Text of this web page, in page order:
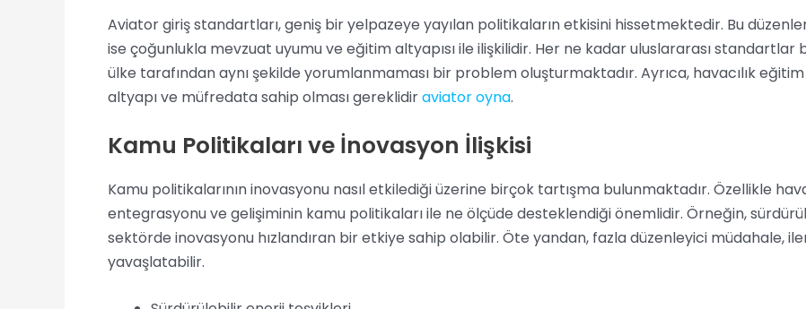
Aviator giriş standartları, geniş bir yelpazeye yayılan politikaların etkisini hissetmektedir. Bu
ise çoğunlukla mevzuat uyumu ve eğitim altyapısı ile ilişkilidir. Her ne kadar uluslararası
ülke tarafından aynı şekilde yorumlanmaması bir problem oluşturmaktadır. Ayrıca, havacılık
altyapı ve müfredata sahip olması gereklidiraviator oyna.
Kamu Politikaları ve İnovasyon İlişkisi
Kamu politikalarının inovasyonu nasıl etkilediği üzerine birçok tartışma bulunmaktadır. Özellikle
entegrasyonu ve gelişiminin kamu politikaları ile ne ölçüde desteklendiği önemlidir. Örneğin,
sektörde inovasyonu hızlandıran bir etkiye sahip olabilir. Öte yandan, fazla düzenleyici müdahale,
yavaşlatabilir.